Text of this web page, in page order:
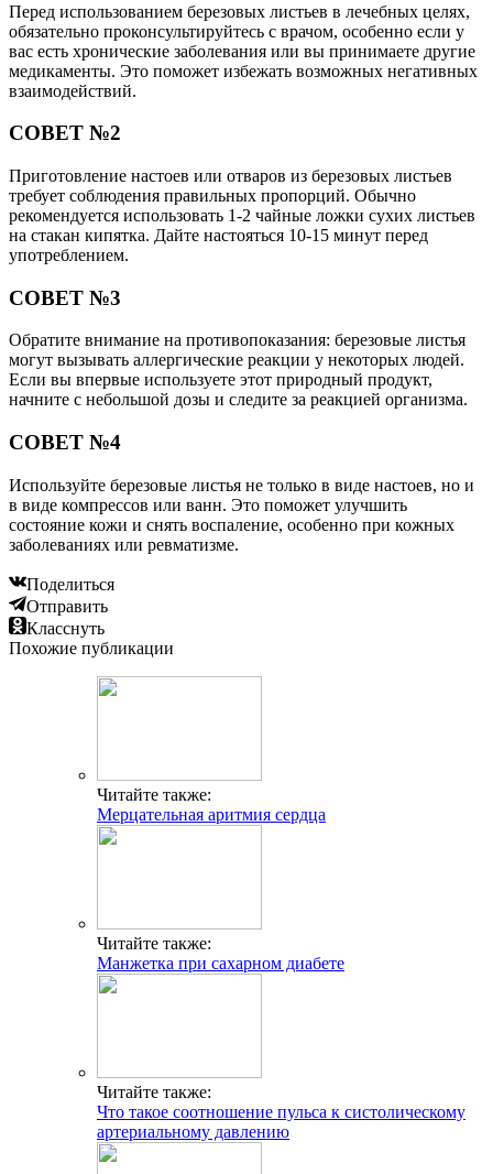
Перед использованием березовых листьев в лечебных целях,
обязательно проконсультируйтесь с врачом, особенно если у
вас есть хронические заболевания или вы принимаете другие
медикаменты. Это поможет избежать возможных негативных
взаимодействий.
СОВЕТ №2
Приготовление настоев или отваров из березовых листьев
требует соблюдения правильных пропорций. Обычно
рекомендуется использовать 1-2 чайные ложки сухих листьев
на стакан кипятка. Дайте настояться 10-15 минут перед
употреблением.
СОВЕТ №3
Обратите внимание на противопоказания: березовые листья
могут вызывать аллергические реакции у некоторых людей.
Если вы впервые используете этот природный продукт,
начните с небольшой дозы и следите за реакцией организма.
СОВЕТ №4
Используйте березовые листья не только в виде настоев, но и
в виде компрессов или ванн. Это поможет улучшить
состояние кожи и снять воспаление, особенно при кожных
заболеваниях или ревматизме.
Поделиться
Отправить
Класснуть
Похожие публикации
Читайте также:
Мерцательная аритмия сердца
Читайте также:
Манжетка при сахарном диабете
Читайте также:
Что такое соотношение пульса к систолическому
артериальному давлению